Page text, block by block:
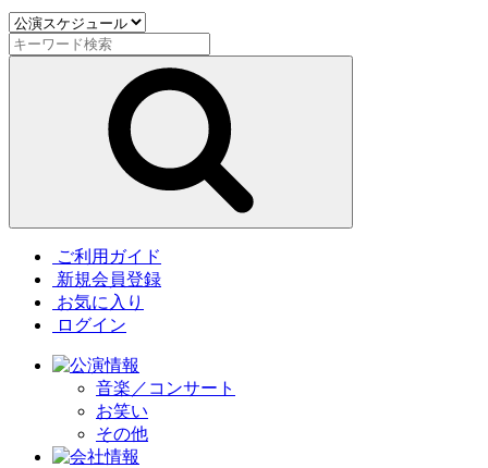
ご利用ガイド
新規会員登録
お気に入り
ログイン
音楽／コンサート
お笑い
その他